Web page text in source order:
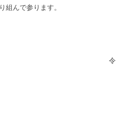
組んで参ります。